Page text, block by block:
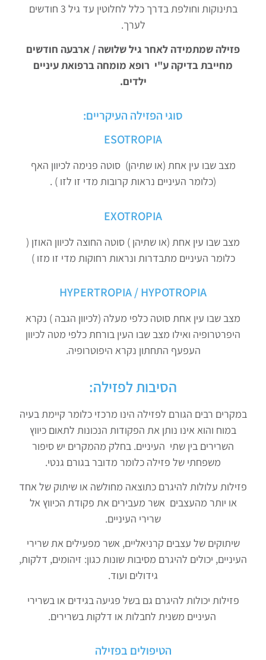
בתינוקות וחולפת בדרך כלל לחלוטין עד גיל 3 חודשים
לערך.
פזילה שמתמידה לאחר גיל שלושה / ארבעה חודשים
מחייבת בדיקה ע"י רופא מומחה ברפואת עיניים
ילדים.
סוגי הפזילה העיקריים:
ESOTROPIA
מצב שבו עין אחת (או שתיהן) סוטה פנימה לכיוון האף
(כלומר העיניים נראות קרובות מדי זו לזו ) .
EXOTROPIA
מצב שבו עין אחת (או שתיהן ) סוטה החוצה לכיוון האוזן (
כלומר העיניים מתבדרות ונראות רחוקות מדי זו מזו )
HYPERTROPIA / HYPOTROPIA
מצב שבו עין אחת סוטה כלפי מעלה (לכיוון הגבה ) נקרא
היפרטרופיה ואילו מצב שבו העין בורחת כלפי מטה לכיוון
העפעף התחתון נקרא היפוטרופיה.
הסיבות לפזילה:
במקרים רבים הגורם לפזילה הינו מרכזי כלומר קיימת בעיה
במוח והוא אינו נותן את הפקודות הנכונות לתאום כיווץ
השרירים בין שתי העיניים. בחלק מהמקרים יש סיפור
משפחתי של פזילה כלומר מדובר בגורם גנטי.
פזילות עלולות להיגרם כתוצאה מחולשה או שיתוק של אחד
או יותר מהעצבים אשר מעבירים את פקודת הכיווץ אל
שרירי העיניים.
שיתוקים של עצבים קרניאליים, אשר מפעילים את שרירי
העיניים, יכולים להיגרם מסיבות שונות כגון: זיהומים, דלקות,
גידולים ועוד.
פזילות יכולות להיגרם גם בשל פגיעה בגידים או בשרירי
העיניים משנית לחבלות או דלקות בשרירים.
הטיפולים בפזילה